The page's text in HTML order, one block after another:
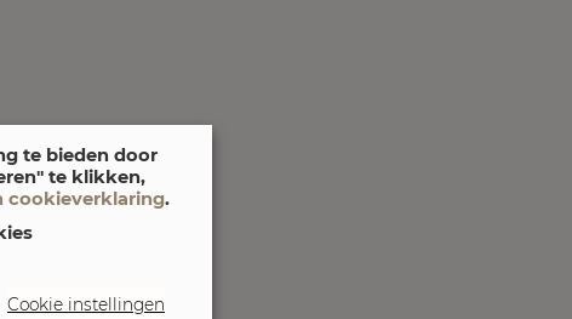
te bieden door
te klikken,
cookieverklaring.
Cookie instellingen